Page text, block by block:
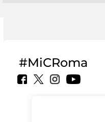
#MiCRoma